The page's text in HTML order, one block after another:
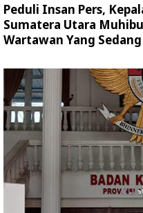
Peduli Insan Pers,
Sumatera Utara
Wartawan Yang